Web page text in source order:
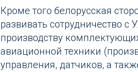
Кроме того белорусская
развивать сотрудничество с
производству
авиационной техники
управления, датчиков, а